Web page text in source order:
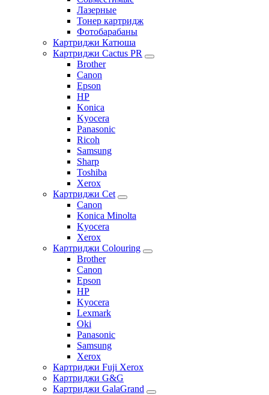
Лазерные
Тонер картридж
Фотобарабаны
Картриджи Катюша
Картриджи Cactus PR
Brother
Canon
Epson
HP
Konica
Kyocera
Panasonic
Ricoh
Samsung
Sharp
Toshiba
Xerox
Картриджи Cet
Canon
Konica Minolta
Kyocera
Xerox
Картриджи Colouring
Brother
Canon
Epson
HP
Kyocera
Lexmark
Oki
Panasonic
Samsung
Xerox
Картриджи Fuji Xerox
Картриджи G&G
Картриджи GalaGrand